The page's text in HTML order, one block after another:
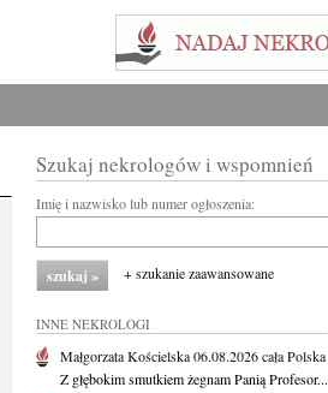
Szukaj nekrologów i wspomnień
Imię i nazwisko lub numer ogłoszenia:
+ szukanie zaawansowane
INNE NEKROLOGI
Małgorzata Kościelska06.08.2026cała Polska
Z głębokim smutkiem żegnam Panią Profesor...